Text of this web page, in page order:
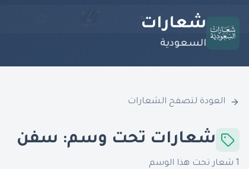
شعارات
السعودية
العودة لتصفح الشعارات
شعارات تحت وسم: سفن
1 شعار تحت هذا الوسم